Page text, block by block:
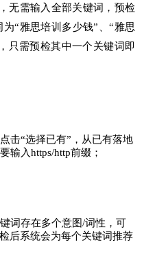
无需输入全部关键词，预检
“雅思培训多少钱”、“雅思
只需预检其中一个关键词即
击“选择已有”，从已有落地
输入https/http前缀；
词存在多个意图/词性，可
后系统会为每个关键词推荐